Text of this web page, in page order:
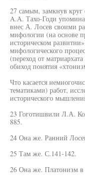
27 самым, замкнув круг
A.A. Тахо-Годи
внес А. Лосев своими
мифологии (на основе
историческом
мифологического
(переход от
обиход понятия
Что касается
тематиками) работ,
исторического
23 Гоготишвили Л.А.
885.
24 Она же. Ранний
25 Там же. С.141-142.
26 Она же. Платонизм в